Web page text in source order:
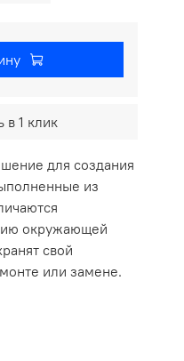
в 1 клик
для создания
из
окружающей
свой
или замене.